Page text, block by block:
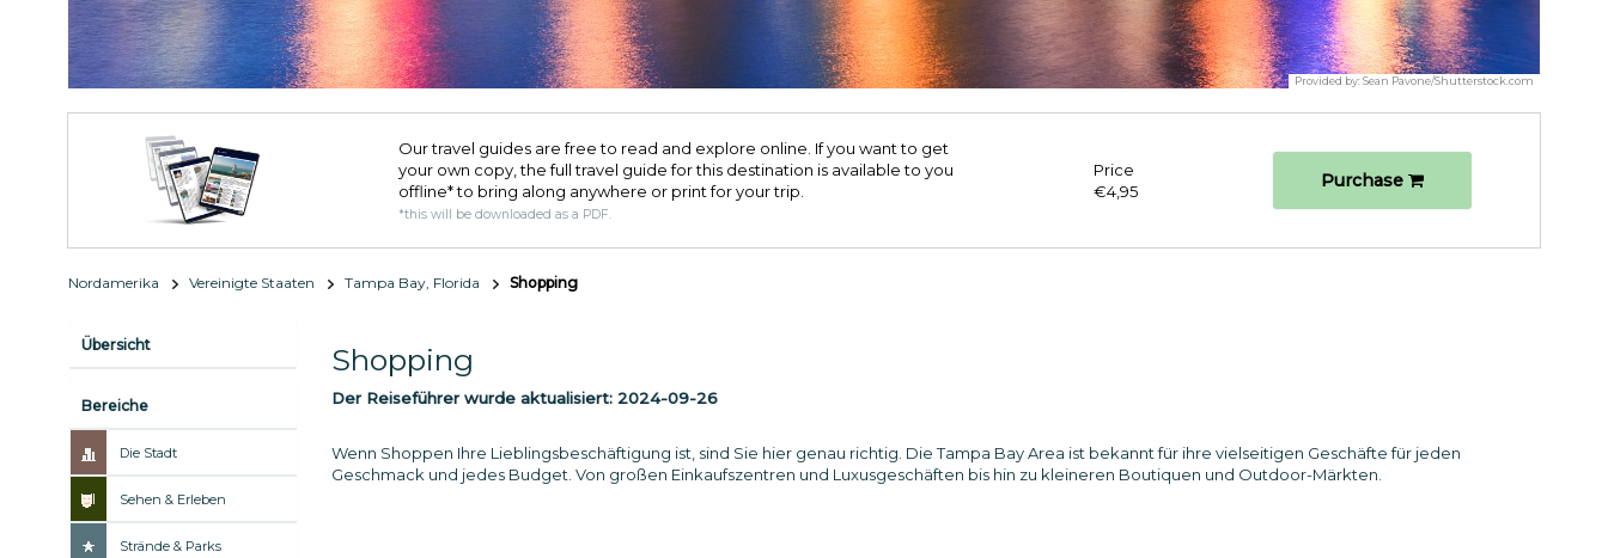
Provided by:Sean Pavone/Shutterstock.com
Our travel guides are free to read and explore online. If you want to get
your own copy, the full travel guide for this destination is available to you
offline* to bring along anywhere or print for your trip.​
*this will be downloaded as a PDF.
Price
€4,95
Purchase
Nordamerika Vereinigte Staaten Tampa Bay, Florida Shopping
Übersicht
Bereiche
Die Stadt
Sehen & Erleben
Strände & Parks
Shopping
Der Reiseführer wurde aktualisiert: 2024-09-26
Wenn Shoppen Ihre Lieblingsbeschäftigung ist, sind Sie hier genau richtig. Die Tampa Bay Area ist bekannt für ihre vielseitigen Geschäfte für jeden
Geschmack und jedes Budget. Von großen Einkaufszentren und Luxusgeschäften bis hin zu kleineren Boutiquen und Outdoor-Märkten.